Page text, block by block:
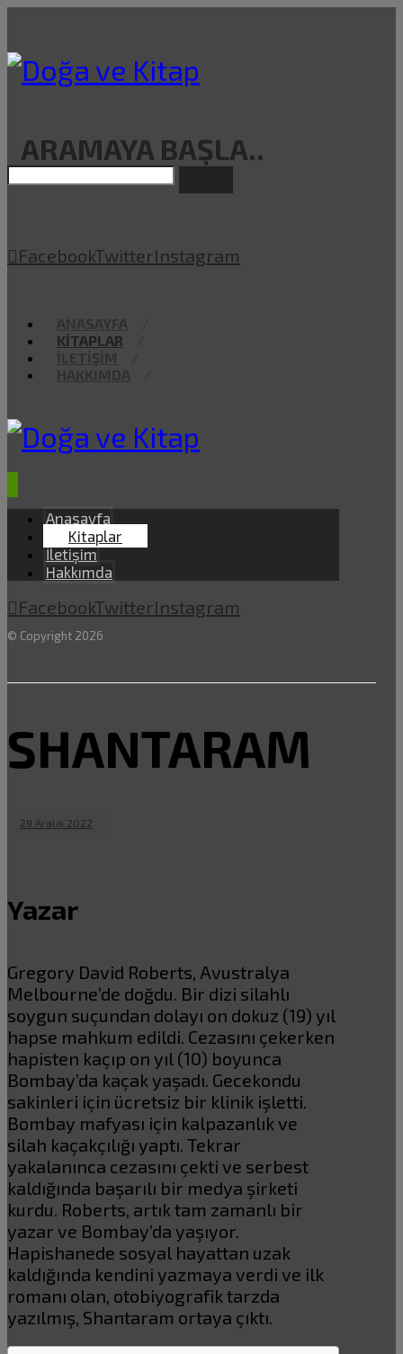
ARAMAYA BAŞLA..
FacebookTwitterInstagram
KITAPLAR
Anasayfa
Kitaplar
İletişim
Hakkımda
FacebookTwitterInstagram
© Copyright 2026
SHANTARAM
29 Aralık 2022
Yazar
Gregory David Roberts, Avustralya
Melbourne’de doğdu. Bir dizi silahlı
soygun suçundan dolayı on dokuz (19) yıl
hapse mahkum edildi. Cezasını çekerken
hapisten kaçıp on yıl (10) boyunca
Bombay’da kaçak yaşadı. Gecekondu
sakinleri için ücretsiz bir klinik işletti.
Bombay mafyası için kalpazanlık ve
silah kaçakçılığı yaptı. Tekrar
yakalanınca cezasını çekti ve serbest
kaldığında başarılı bir medya şirketi
kurdu. Roberts, artık tam zamanlı bir
yazar ve Bombay’da yaşıyor.
Hapishanede sosyal hayattan uzak
kaldığında kendini yazmaya verdi ve ilk
romanı olan, otobiyografik tarzda
yazılmış, Shantaram ortaya çıktı.